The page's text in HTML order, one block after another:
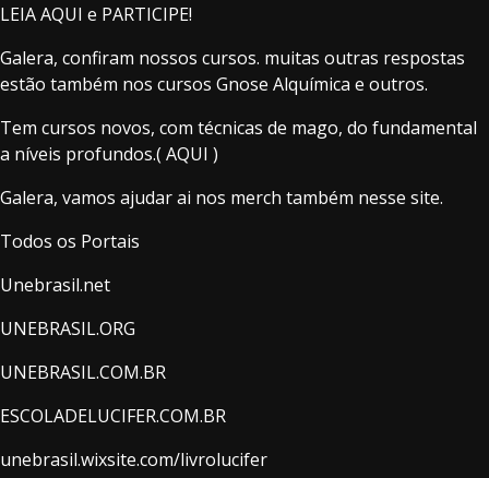
LEIA AQUI e PARTICIPE!
Galera, confiram nossos cursos. muitas outras respostas
estão também nos cursos Gnose Alquímica e outros.
Tem cursos novos, com técnicas de mago, do fundamental
a níveis profundos.( AQUI )
Galera, vamos ajudar ai nos merch também nesse site.
Todos os Portais
Unebrasil.net
UNEBRASIL.ORG
UNEBRASIL.COM.BR
ESCOLADELUCIFER.COM.BR
unebrasil.wixsite.com/livrolucifer